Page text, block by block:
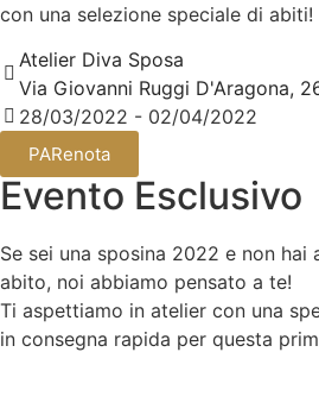
con una selezione speciale di abiti!
Atelier Diva Sposa
Via Giovanni Ruggi D'Aragona,
28/03/2022 - 02/04/2022
PARenota
Evento Esclusivo
Se sei una sposina 2022 e non
abito, noi abbiamo pensato a te!
Ti aspettiamo in atelier con una
in consegna rapida per questa